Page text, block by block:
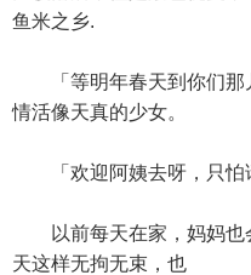
鱼米之乡.
「等明年春天到你们那
情活像天真的少女。
「欢迎阿姨去呀，只怕
以前每天在家，妈妈也
天这样无拘无束，也